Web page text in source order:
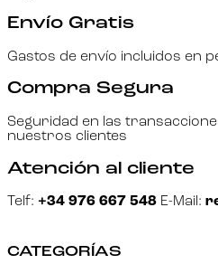
Envío Gratis
Gastos de envío incluidos en
Compra Segura
Seguridad en las
nuestros clientes
Atención al cliente
Telf: +34 976 667 548 E-Mail:
CATEGORÍAS